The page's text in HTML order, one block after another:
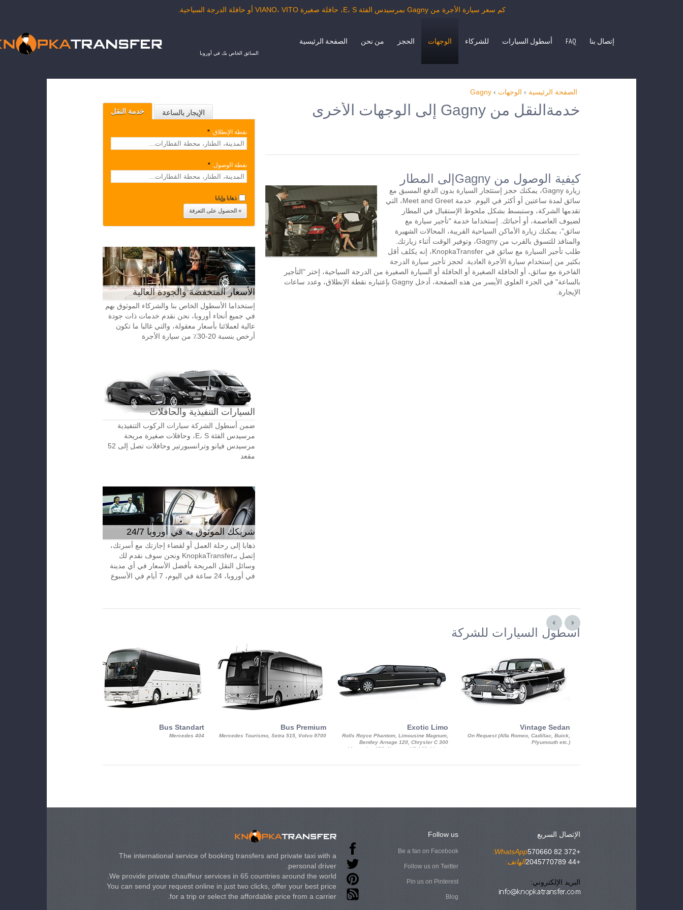
كم سعر سيارة الأجرة من Gagny بمرسيدس الفئة E، S، حافلة صغيرة VIANO، VITO أو حافلة الدرجة السياحية.
السائق الخاص بك في أوروبا
الصفحة الرئيسية من نحن الحجز الوجهات للشركاء أسطول السيارات FAQ إتصال بنا
الصفحة الرئيسية › الوجهات ›
Gagny
خدمة النقل الإيجار بالساعة
نقطة الإنطلاق: *
نقطة الوصول: *
ذهابا وإيابا
الأسعار المنخفضة والجودة العالية
إستخداما الأسطول الخاص بنا والشركاء الموثوق بهم
في جميع أنحاء أوروبا، نحن نقدم خدمات ذات جودة
عالية لعملائنا بأسعار معقولة، والتي غالبا ما تكون
أرخص بنسبة 20-30٪ من سيارة الأجرة
السيارات التنفيذية والحافلات
ضمن أسطول الشركة سيارات الركوب التنفيذية
مرسيدس الفئة E، S، وحافلات صغيرة مريحة
مرسيدس فيانو وترانسبورتير وحافلات تصل إلى 52
مقعد
شريكك الموثوق به في أوروبا 24/7
ذهابا إلى رحلة العمل أو لقضاء إجازتك مع أسرتك،
إتصل بـKnopkaTransfer ونحن سوف نقدم لك
وسائل النقل المريحة بأفضل الأسعار في أي مدينة
في أوروبا، 24 ساعة في اليوم، 7 أيام في الأسبوع
خدمةالنقل من Gagny إلى الوجهات الأخرى
كيفية الوصول من Gagnyإلى المطار
زيارة Gagny، يمكنك حجز إستئجار السيارة بدون الدفع المسبق مع
سائق لمدة ساعتين أو أكثر في اليوم. خدمة Meet and Greet، التي
تقدمها الشركة، وستبسط بشكل ملحوظ الإستقبال في المطار
لضيوف العاصمة، أو أحبائك. إستخداما خدمة "تأجير سيارة مع
سائق"، يمكنك زيارة الأماكن السياحية القريبة، المحالات الشهيرة
والمنافذ للتسوق بالقرب من Gagny، وتوفير الوقت أثناء زيارتك.
طلب تأجير السيارة مع سائق في KnopkaTransfer، إنه يكلف أقل
بكثير من إستخدام سيارة الأجرة العادية. لحجز تأجير سيارة الدرجة
الفاخرة مع سائق، أو الحافلة الصغيرة أو الحافلة أو السيارة الصغيرة من الدرجة السياحية، إختر "التأجير
بالساعة" في الجزء العلوي الأيسر من هذه الصفحة، أدخل Gagny بإعتباره نقطة الإنطلاق، وعدد ساعات
الإيجارة.
أسطول السيارات للشركة
Bus Standart
Mercedes 404
Bus Premium
Mercedes Tourismo, Setra 515, Volvo 9700
Exotic Limo
Rolls Royce Phantom, Limousine Magnum,
Bentley Arnage 120, Chrysler C 300
Limousine 130, Hummer H3 140, Lincoln
Vintage Sedan
On Request (Alfa Romeo, Cadillac, Buick,
Plyumouth etc.)
The international service of booking transfers and private taxi with a
personal driver.
We provide private chauffeur services in 65 countries around the world.
You can send your request online in just two clicks, offer your best price
for a trip or select the affordable price from a carrier.
Follow us
Be a fan on Facebook
Follow us on Twitter
Pin us on Pinterest
Blog
الإتصال السريع
WhatsApp:
+372 82 570660
الهاتف:
+44 2045770789
البريد الإلكتروني: